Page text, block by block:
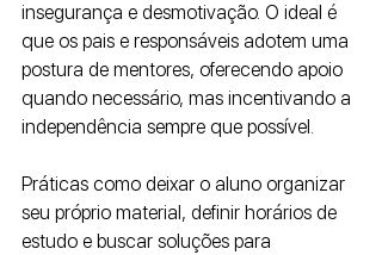
insegurança e desmotivação. O ideal é
que os pais e responsáveis adotem uma
postura de mentores, oferecendo apoio
quando necessário, mas incentivando a
independência sempre que possível.
Práticas como deixar o aluno organizar
seu próprio material, definir horários de
estudo e buscar soluções para